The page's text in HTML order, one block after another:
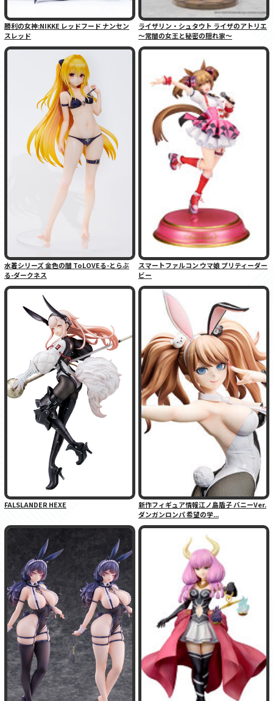
勝利の女神:NIKKE レッドフード ナンセン
スレッド
ライザリン・シュタウト ライザのアトリエ
〜常闇の女王と秘密の隠れ家〜
水着シリーズ 金色の闇 ToLOVEる-とらぶ
る-ダークネス
スマートファルコン ウマ娘 プリティーダー
ビー
FALSLANDER HEXE
新作フィギュア情報江ノ島盾子 バニーVer.
ダンガンロンパ 希望の学...